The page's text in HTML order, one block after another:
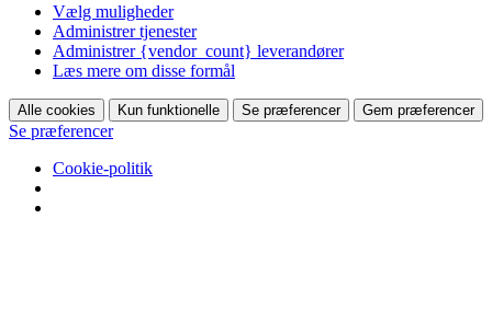
Vælg muligheder
Administrer tjenester
Administrer {vendor_count} leverandører
Læs mere om disse formål
Alle cookies Kun funktionelle Se præferencer Gem præferencer
Se præferencer
Cookie-politik